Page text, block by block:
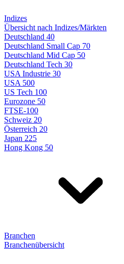
Indizes
Übersicht nach Indizes/Märkten
Deutschland 40
Deutschland Small Cap 70
Deutschland Mid Cap 50
Deutschland Tech 30
USA Industrie 30
USA 500
US Tech 100
Eurozone 50
FTSE-100
Schweiz 20
Österreich 20
Japan 225
Hong Kong 50
Branchen
Branchenübersicht